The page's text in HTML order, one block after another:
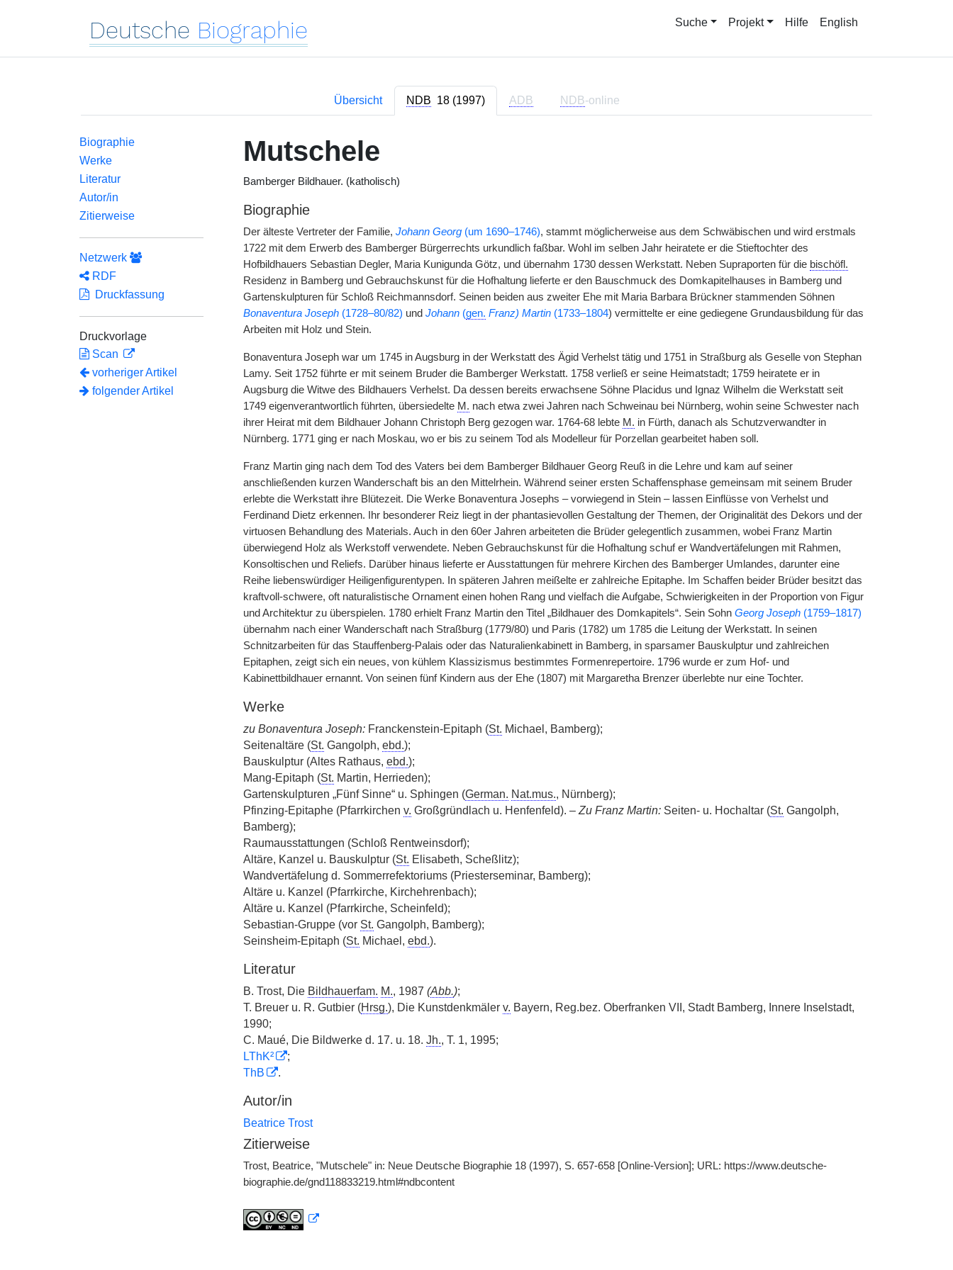
Deutsche Biographie Suche Projekt Hilfe English
Übersicht NDB 18 (1997) ADB NDB-online
Biographie
Werke
Literatur
Autor/in
Zitierweise
Netzwerk
RDF
Druckfassung
Druckvorlage
Scan
vorheriger Artikel
folgender Artikel
Mutschele
Bamberger Bildhauer. (katholisch)
Biographie
Der älteste Vertreter der Familie, Johann Georg(um 1690–1746), stammt möglicherweise aus dem Schwäbischen und wird erstmals
1722 mit dem Erwerb des Bamberger Bürgerrechts urkundlich faßbar. Wohl im selben Jahr heiratete er die Stieftochter des
Hofbildhauers Sebastian Degler, Maria Kunigunda Götz, und übernahm 1730 dessen Werkstatt. Neben Supraporten für die bischöfl.
Residenz in Bamberg und Gebrauchskunst für die Hofhaltung lieferte er den Bauschmuck des Domkapitelhauses in Bamberg und
Gartenskulpturen für Schloß Reichmannsdorf. Seinen beiden aus zweiter Ehe mit Maria Barbara Brückner stammenden Söhnen
Bonaventura Joseph(1728–80/82) und Johann(gen. Franz) Martin(1733–1804) vermittelte er eine gediegene Grundausbildung für das
Arbeiten mit Holz und Stein.
Bonaventura Joseph war um 1745 in Augsburg in der Werkstatt des Ägid Verhelst tätig und 1751 in Straßburg als Geselle von Stephan
Lamy. Seit 1752 führte er mit seinem Bruder die Bamberger Werkstatt. 1758 verließ er seine Heimatstadt; 1759 heiratete er in
Augsburg die Witwe des Bildhauers Verhelst. Da dessen bereits erwachsene Söhne Placidus und Ignaz Wilhelm die Werkstatt seit
1749 eigenverantwortlich führten, übersiedelte M. nach etwa zwei Jahren nach Schweinau bei Nürnberg, wohin seine Schwester nach
ihrer Heirat mit dem Bildhauer Johann Christoph Berg gezogen war. 1764-68 lebte M. in Fürth, danach als Schutzverwandter in
Nürnberg. 1771 ging er nach Moskau, wo er bis zu seinem Tod als Modelleur für Porzellan gearbeitet haben soll.
Franz Martin ging nach dem Tod des Vaters bei dem Bamberger Bildhauer Georg Reuß in die Lehre und kam auf seiner
anschließenden kurzen Wanderschaft bis an den Mittelrhein. Während seiner ersten Schaffensphase gemeinsam mit seinem Bruder
erlebte die Werkstatt ihre Blütezeit. Die Werke Bonaventura Josephs – vorwiegend in Stein – lassen Einflüsse von Verhelst und
Ferdinand Dietz erkennen. Ihr besonderer Reiz liegt in der phantasievollen Gestaltung der Themen, der Originalität des Dekors und der
virtuosen Behandlung des Materials. Auch in den 60er Jahren arbeiteten die Brüder gelegentlich zusammen, wobei Franz Martin
überwiegend Holz als Werkstoff verwendete. Neben Gebrauchskunst für die Hofhaltung schuf er Wandvertäfelungen mit Rahmen,
Konsoltischen und Reliefs. Darüber hinaus lieferte er Ausstattungen für mehrere Kirchen des Bamberger Umlandes, darunter eine
Reihe liebenswürdiger Heiligenfigurentypen. In späteren Jahren meißelte er zahlreiche Epitaphe. Im Schaffen beider Brüder besitzt das
kraftvoll-schwere, oft naturalistische Ornament einen hohen Rang und vielfach die Aufgabe, Schwierigkeiten in der Proportion von Figur
und Architektur zu überspielen. 1780 erhielt Franz Martin den Titel „Bildhauer des Domkapitels“. Sein Sohn Georg Joseph(1759–1817)
übernahm nach einer Wanderschaft nach Straßburg (1779/80) und Paris (1782) um 1785 die Leitung der Werkstatt. In seinen
Schnitzarbeiten für das Stauffenberg-Palais oder das Naturalienkabinett in Bamberg, in sparsamer Bauskulptur und zahlreichen
Epitaphen, zeigt sich ein neues, von kühlem Klassizismus bestimmtes Formenrepertoire. 1796 wurde er zum Hof- und
Kabinettbildhauer ernannt. Von seinen fünf Kindern aus der Ehe (1807) mit Margaretha Brenzer überlebte nur eine Tochter.
Werke
zu Bonaventura Joseph:Franckenstein-Epitaph (St. Michael, Bamberg);
Seitenaltäre (St. Gangolph, ebd.);
Bauskulptur (Altes Rathaus, ebd.);
Mang-Epitaph (St. Martin, Herrieden);
Gartenskulpturen „Fünf Sinne“ u. Sphingen (German. Nat.mus., Nürnberg);
Pfinzing-Epitaphe (Pfarrkirchen v. Großgründlach u. Henfenfeld). – Zu Franz Martin:Seiten- u. Hochaltar (St. Gangolph,
Bamberg);
Raumausstattungen (Schloß Rentweinsdorf);
Altäre, Kanzel u. Bauskulptur (St. Elisabeth, Scheßlitz);
Wandvertäfelung d. Sommerrefektoriums (Priesterseminar, Bamberg);
Altäre u. Kanzel (Pfarrkirche, Kirchehrenbach);
Altäre u. Kanzel (Pfarrkirche, Scheinfeld);
Sebastian-Gruppe (vor St. Gangolph, Bamberg);
Seinsheim-Epitaph (St. Michael, ebd.).
Literatur
B. Trost, Die Bildhauerfam. M., 1987 (Abb.);
T. Breuer u. R. Gutbier (Hrsg.), Die Kunstdenkmäler v. Bayern, Reg.bez. Oberfranken VII, Stadt Bamberg, Innere Inselstadt,
1990;
C. Maué, Die Bildwerke d. 17. u. 18. Jh., T. 1, 1995;
LThK²
;
ThB
.
Autor/in
Beatrice Trost
Zitierweise
Trost, Beatrice, "Mutschele" in: Neue Deutsche Biographie 18 (1997), S. 657-658 [Online-Version]; URL: https://www.deutsche-
biographie.de/gnd118833219.html#ndbcontent